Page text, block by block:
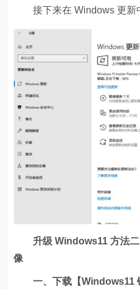
接下来在 Windows 更新
升级 Windows11 方法二
像
一、下载【Windows11